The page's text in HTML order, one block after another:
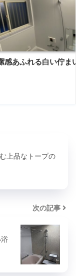
感あふれる白い佇ま
上品なトープの
次の記事